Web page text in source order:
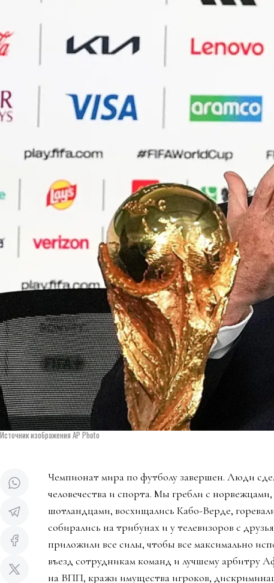
Источник изображения AP Photo
Чемпионат мира по футболу завершен. Люди
человечества и спорта. Мы гребли с
шотландцами, восхищались Кабо-Верде,
собирались на трибунах и у телевизоров с
приложили все силы, чтобы все максимально
въезд сотрудникам команд и лучшему арбитру
на ВПП, кражи имущества игроков,